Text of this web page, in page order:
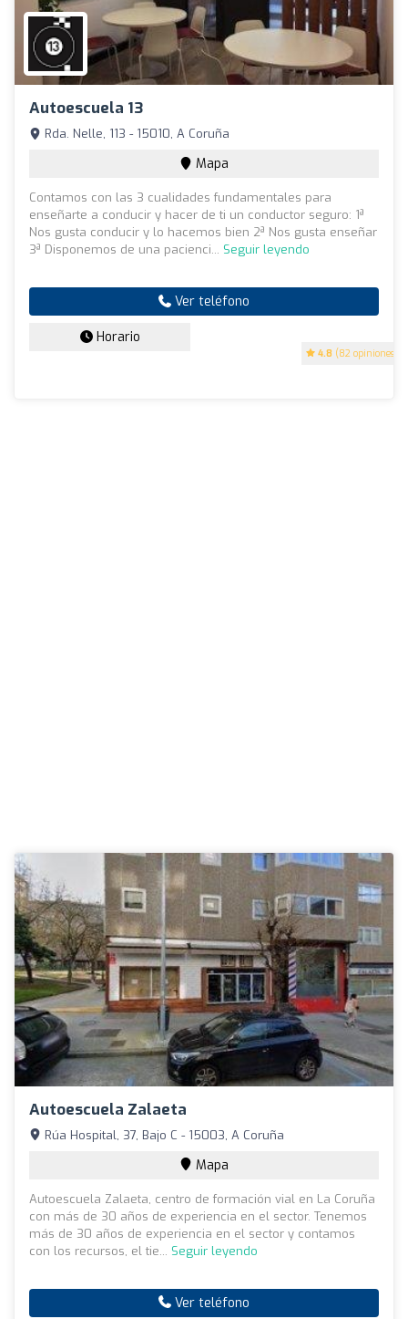
Autoescuela 13
4.8 (82 opiniones)
Rda. Nelle, 113 - 15010, A Coruña
Mapa
Contamos con las 3 cualidades fundamentales para
enseñarte a conducir y hacer de ti un conductor seguro: 1ª
Nos gusta conducir y lo hacemos bien 2ª Nos gusta enseñar
3ª Disponemos de una pacienci... Seguir leyendo
Ver teléfono
Horario
Autoescuela Zalaeta
Rúa Hospital, 37, Bajo C - 15003, A Coruña
Mapa
Autoescuela Zalaeta, centro de formación vial en La Coruña
con más de 30 años de experiencia en el sector. Tenemos
más de 30 años de experiencia en el sector y contamos
con los recursos, el tie... Seguir leyendo
Ver teléfono